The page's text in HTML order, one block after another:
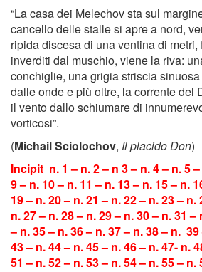
“La casa dei Melechov sta sul
cancello delle stalle si apre a nord,
ripida discesa di una ventina di metri,
inverditi dal muschio, viene la riva:
conchiglie, una grigia striscia
dalle onde e più oltre, la corrente del
il vento dallo schiumare di
vorticosi”.
(Michail Sciolochov, Il placido Don)
Incipit n. 1 – n. 2 – n 3 – n. 4 – n. 5
9 – n. 10 – n. 11 – n. 13 – n. 15 – n.
19 – n. 20 – n. 21 – n. 22 – n. 23 – n.
n. 27 – n. 28 – n. 29 – n. 30 – n. 31 –
– n. 35 – n. 36 – n. 37 – n. 38 – n.
43 – n. 44 – n. 45 – n. 46 – n. 47- n.
51 – n. 52 – n. 53 – n. 54 – n. 55 – n.